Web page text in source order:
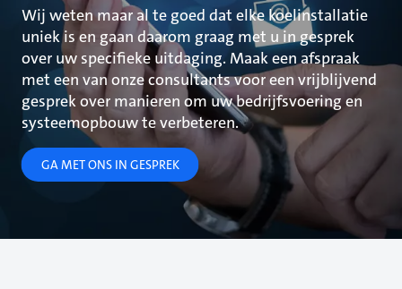
Wij weten maar al te goed dat elke koelinstallatie
uniek is en gaan daarom graag met u in gesprek
over uw specifieke uitdaging. Maak een afspraak
met een van onze consultants voor een vrijblijvend
gesprek over manieren om uw bedrijfsvoering en
systeemopbouw te verbeteren.
GA MET ONS IN GESPREK